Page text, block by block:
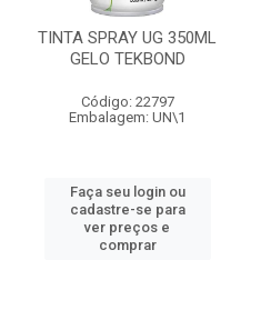
TINTA SPRAY UG 350ML
GELO TEKBOND
Código: 22797
Embalagem: UN\1
Faça seu login ou
cadastre-se para
ver preços e
comprar